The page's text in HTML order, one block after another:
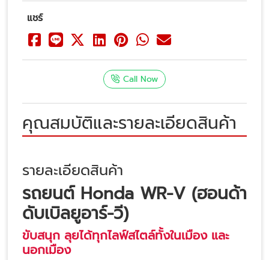
แชร์
Call Now
คุณสมบัติและรายละเอียดสินค้า
รายละเอียดสินค้า
รถยนต์ Honda WR-V (ฮอนด้า
ดับเบิลยูอาร์-วี)
ขับสนุก ลุยได้ทุกไลฟ์สไตล์ทั้งในเมือง และ
นอกเมือง